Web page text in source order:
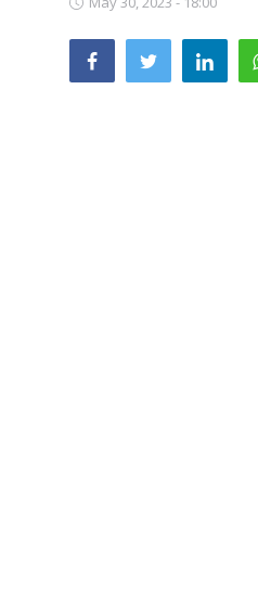
SERVICII
Sectorul Rîșcani